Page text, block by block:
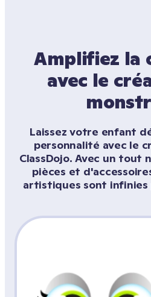
Amplifiez la
avec le
Laissez votre enfant
personnalité avec le
ClassDojo. Avec un tout
pièces et
artistiques sont